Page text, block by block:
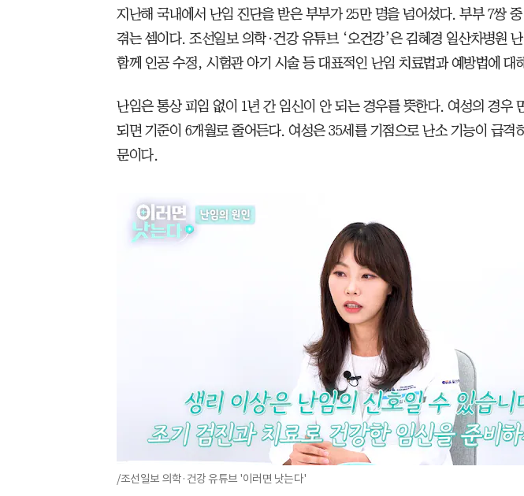
지난해 국내에서 난임 진단을 받은 부부가 25만 명을 넘어섰다. 부부 7쌍
겪는 셈이다. 조선일보 의학·건강 유튜브 ‘오건강’은 김혜경 일산차병원
함께 인공 수정, 시험관 아기 시술 등 대표적인 난임 치료법과 예방법에 대
난임은 통상 피임 없이 1년 간 임신이 안 되는 경우를 뜻한다. 여성의 경우
되면 기준이 6개월로 줄어든다. 여성은 35세를 기점으로 난소 기능이 급격
문이다.
/조선일보 의학·건강 유튜브 '이러면 낫는다'